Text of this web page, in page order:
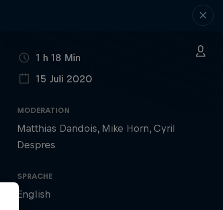
LÄNGE1 h 18 Min
15 Juli 2020
MODERATION
Matthias Dandois Mike Horn Cyril
Despres
SPRACHE
English